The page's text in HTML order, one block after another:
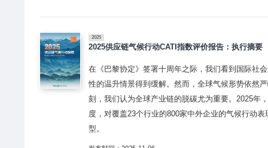
2025
2025供应链气候行动CATI指数评价报告：执行摘要
在《巴黎协定》签署十周年之际，我们看到国际社
性的温升情景得到缓解。然而，全球气候形势依然
刻，我们认为全球产业链的脱碳尤为重要。2025年
度，对覆盖23个行业的800家中外企业的气候行动
型。